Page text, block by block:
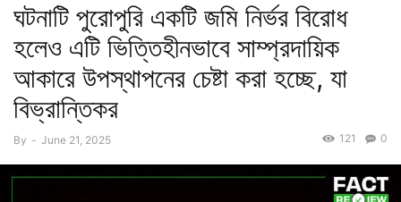
ঘটনাটি পুরোপুরি একটি জমি নির্ভর বিরোধ
হলেও এটি ভিত্তিহীনভাবে সাম্প্রদায়িক
আকারে উপস্থাপনের চেষ্টা করা হচ্ছে, যা
বিভ্রান্তিকর
By - June 21, 2025 0
121